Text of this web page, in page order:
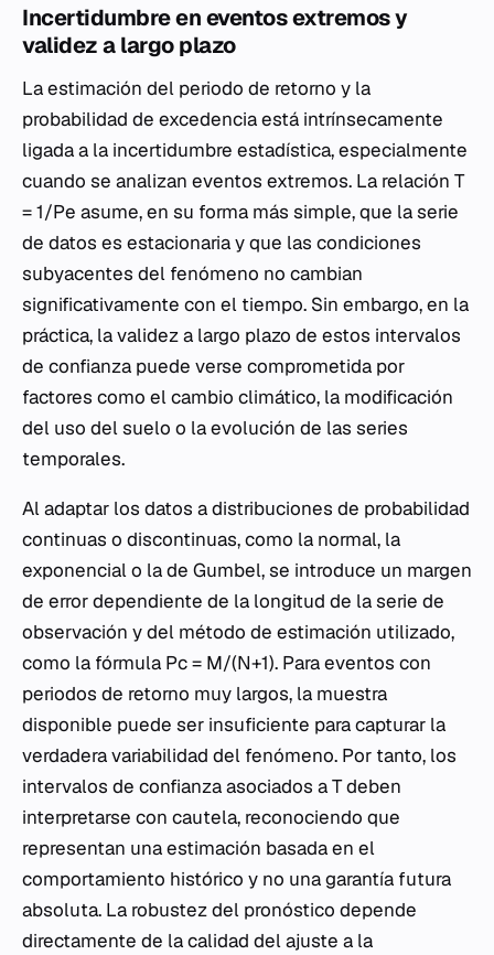
Incertidumbre en eventos extremos y
validez a largo plazo
La estimación del periodo de retorno y la
probabilidad de excedencia está intrínsecamente
ligada a la incertidumbre estadística, especialmente
cuando se analizan eventos extremos. La relación T
= 1/Pe asume, en su forma más simple, que la serie
de datos es estacionaria y que las condiciones
subyacentes del fenómeno no cambian
significativamente con el tiempo. Sin embargo, en la
práctica, la validez a largo plazo de estos intervalos
de confianza puede verse comprometida por
factores como el cambio climático, la modificación
del uso del suelo o la evolución de las series
temporales.
Al adaptar los datos a distribuciones de probabilidad
continuas o discontinuas, como la normal, la
exponencial o la de Gumbel, se introduce un margen
de error dependiente de la longitud de la serie de
observación y del método de estimación utilizado,
como la fórmula Pc = M/(N+1). Para eventos con
periodos de retorno muy largos, la muestra
disponible puede ser insuficiente para capturar la
verdadera variabilidad del fenómeno. Por tanto, los
intervalos de confianza asociados a T deben
interpretarse con cautela, reconociendo que
representan una estimación basada en el
comportamiento histórico y no una garantía futura
absoluta. La robustez del pronóstico depende
directamente de la calidad del ajuste a la